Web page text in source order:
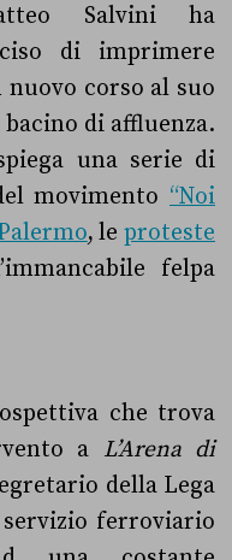
Salvini ha
di imprimere
nuovo corso al suo
di affluenza.
una serie di
movimento “Noi
, le proteste
felpa
che trova
a L’Arena di
della Lega
ferroviario